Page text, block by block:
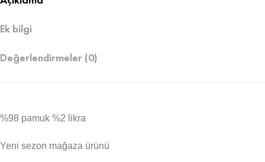
Ek bilgi
Değerlendirmeler (0)
%98 pamuk %2 likra
Yeni sezon mağaza ürünü